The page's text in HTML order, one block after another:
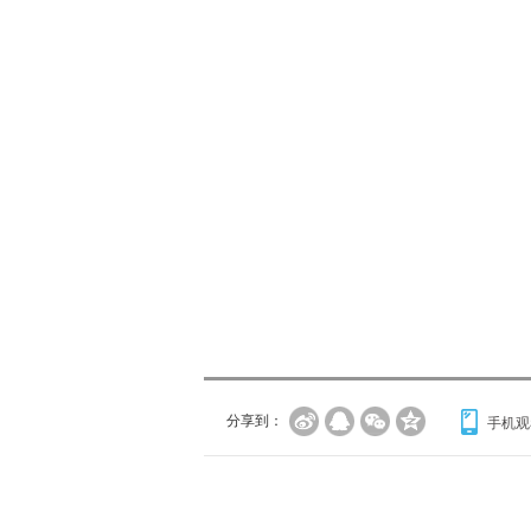
分享到： 手机